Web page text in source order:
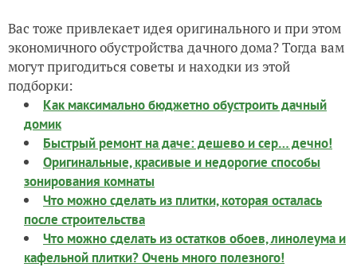
Вас тоже привлекает идея оригинального и при этом
экономичного обустройства дачного дома? Тогда вам
могут пригодиться советы и находки из этой
подборки:
Как максимально бюджетно обустроить дачный
домик
Быстрый ремонт на даче: дешево и сер… дечно!
Оригинальные, красивые и недорогие способы
зонирования комнаты
Что можно сделать из плитки, которая осталась
после строительства
Что можно сделать из остатков обоев, линолеума и
кафельной плитки? Очень много полезного!